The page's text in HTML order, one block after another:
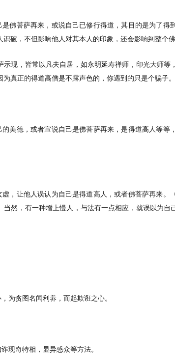
是佛菩萨再来，或说自己已修行得道，其目的是为了
破，不但影响他人对其本人的印象，还会影响到整个
示现，皆常以凡夫自居，如永明延寿禅师，印光大师
真正的得道高僧是不露声色的，你遇到的只是个骗子。
的美德，或者宣说自己是佛菩萨再来，是得道高人等
虚，让他人误认为自己是得道高人，或者佛菩萨再来
当然，有一种增上慢人，与法有一点相应，就误以为
为贪图名闻利养，而起欺诳之心。
现奇特相，显异惑众等方法。